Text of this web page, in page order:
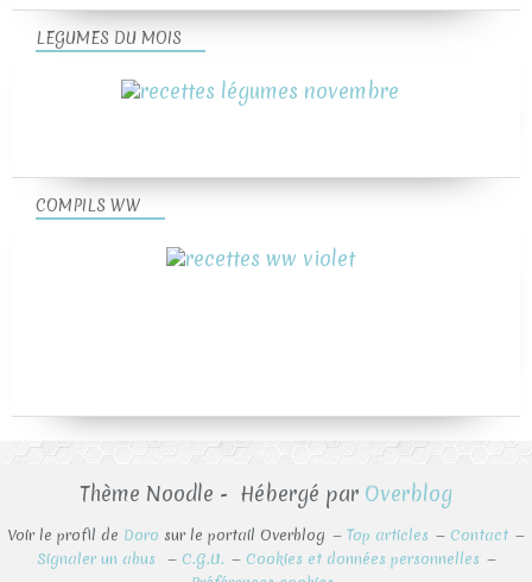
LEGUMES DU MOIS
COMPILS WW
Thème Noodle - Hébergé par Overblog
Voir le profil de Doro sur le portail Overblog Top articles
Contact
Signaler un abus
C.G.U.
Cookies et données personnelles